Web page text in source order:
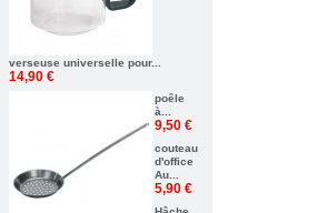
verseuse universelle pour...
14,90 €
poêle
à...
9,50 €
couteau
d'office
Au...
5,90 €